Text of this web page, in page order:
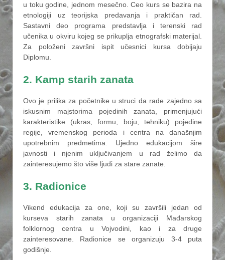
u toku godine, jednom mesečno. Ceo kurs se bazira na
etnologiji uz teorijska predavanja i praktičan rad.
Sastavni deo programa predstavlja i terenski rad
učenika u okviru kojeg se prikuplja etnografski materijal.
Za položeni završni ispit učesnici kursa dobijaju
Diplomu.
2. Kamp starih zanata
Ovo je prilika za početnike u struci da rade zajedno sa
iskusnim majstorima pojedinih zanata, primenjujući
karakteristike (ukras, formu, boju, tehniku) pojedine
regije, vremenskog perioda i centra na današnjim
upotrebnim predmetima. Ujedno edukacijom šire
javnosti i njenim uključivanjem u rad želimo da
zainteresujemo što više ljudi za stare zanate.
3. Radionice
Vikend edukacija za one, koji su završili jedan od
kurseva starih zanata u organizaciji Mađarskog
folklornog centra u Vojvodini, kao i za druge
zainteresovane. Radionice se organizuju 3-4 puta
godišnje.